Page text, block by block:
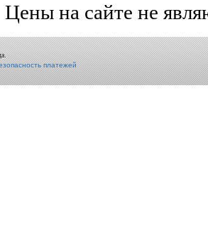
на сайте не
платежей